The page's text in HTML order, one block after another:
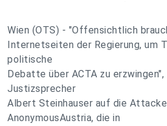
Wien (OTS) - "Offensichtlich
Internetseiten der Regierung, um
politische
Debatte über ACTA zu
Justizsprecher
Albert Steinhauser auf die
AnonymousAustria, die in